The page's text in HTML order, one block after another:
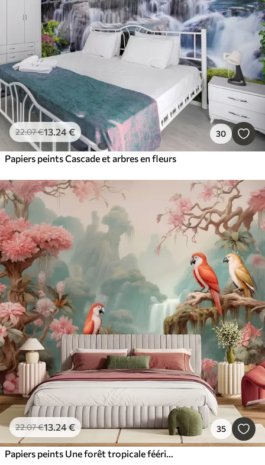
22.07€13 .24€ 30
Papiers peints Cascade et arbres en fleurs
22.07€13 .24€ 35